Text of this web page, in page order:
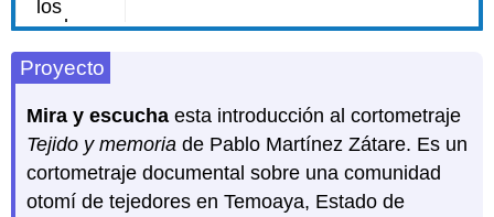
Proyecto
Mira y escucha esta introducción al cortometraje
Tejido y memoriade Pablo Martínez Zátare. Es un
cortometraje documental sobre una comunidad
otomí de tejedores en Temoaya, Estado de